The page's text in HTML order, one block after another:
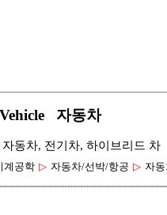
자동차
동차, 전기차, 하이브리드 차
계공학 ▷ 자동차/선박/항공 ▷ 자